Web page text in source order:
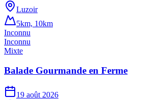
Luzoir
5km, 10km
Inconnu
Inconnu
Mixte
Balade Gourmande en Ferme
19 août 2026